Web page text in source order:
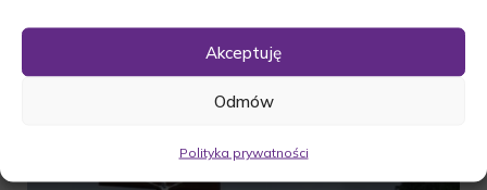
Akceptuję
Odmów
Polityka prywatności